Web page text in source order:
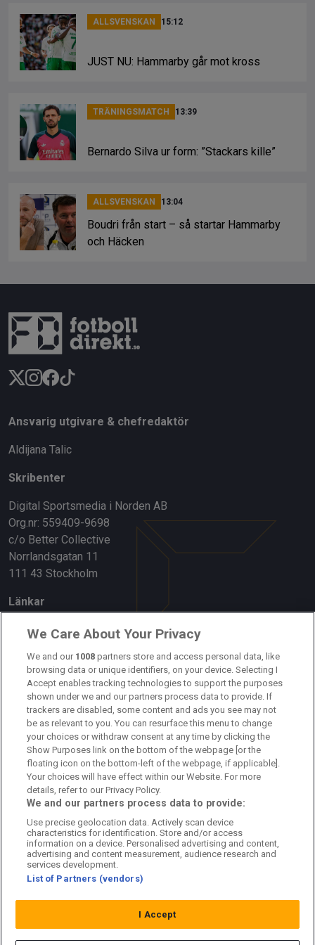
ALLSVENSKAN 15:12
JUST NU: Hammarby går mot kross
TRÄNINGSMATCH 13:39
Bernardo Silva ur form: ”Stackars kille”
ALLSVENSKAN 13:04
Boudri från start – så startar Hammarby
och Häcken
Ansvarig utgivare & chefredaktör
Aldijana Talic
Skribenter
Digital Sportsmedia i Norden AB
Org.nr: 559409-9698
c/o Better Collective
Norrlandsgatan 11
111 43 Stockholm
Länkar
Om oss
Kontakta oss
Kundtjänst
Sponsor: Rekatochklart
Annonsera på Fotbolldirekt
Redaktionell policy
Personuppgiftspolicy
Cookiepolicy
Arkiv
We Care About Your Privacy
We and our 1008 partners store and access personal data, like
browsing data or unique identifiers, on your device. Selecting I
Accept enables tracking technologies to support the purposes
shown under we and our partners process data to provide. If
trackers are disabled, some content and ads you see may not
be as relevant to you. You can resurface this menu to change
your choices or withdraw consent at any time by clicking the
Show Purposes link on the bottom of the webpage [or the
floating icon on the bottom-left of the webpage, if applicable].
Your choices will have effect within our Website. For more
details, refer to our Privacy Policy.
We and our partners process data to provide:
Use precise geolocation data. Actively scan device
characteristics for identification. Store and/or access
information on a device. Personalised advertising and content,
advertising and content measurement, audience research and
services development.
List of Partners (vendors)
I Accept